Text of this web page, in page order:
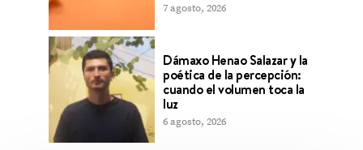
7 agosto, 2026
Dámaxo Henao Salazar y la
poética de la percepción:
cuando el volumen toca la
luz
6 agosto, 2026